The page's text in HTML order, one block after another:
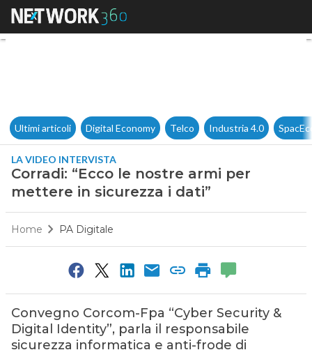
Corradi: “Ecco le nostre armi
Ultimi articoli Digital Economy Telco Industria 4.0
LA VIDEO INTERVISTA
Corradi: “Ecco le nostre armi per
mettere in sicurezza i dati”
Home PA Digitale
Convegno Corcom-Fpa “Cyber Security &
Digital Identity”, parla il responsabile
sicurezza informatica e anti-frode di